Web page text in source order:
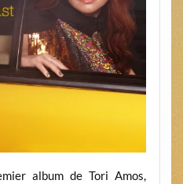
album de Tori Amos,